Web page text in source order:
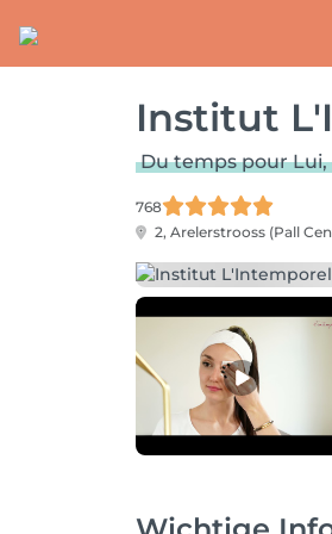
Institut
Du temps pour
768
2, Arelerstrooss (Pall